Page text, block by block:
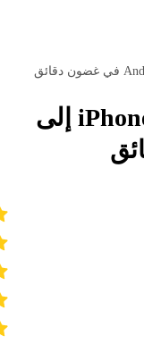
كيفية نقل البيانات من iPhone إلى